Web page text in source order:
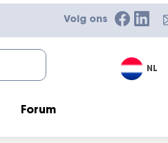
Volg ons
Forum
NL